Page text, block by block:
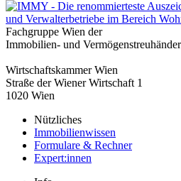
Fachgruppe Wien der
Immobilien- und Vermögenstreuhänder
Wirtschaftskammer Wien
Straße der Wiener Wirtschaft 1
1020 Wien
Nützliches
Immobilienwissen
Formulare & Rechner
Expert:innen